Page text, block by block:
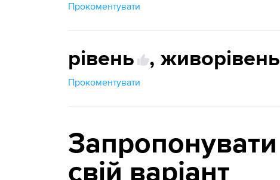
Прокоментувати
рівень , живорівень
Прокоментувати
Запропонувати
свій варіант